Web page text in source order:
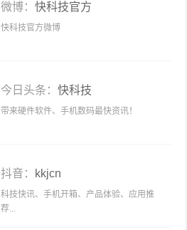
微博： 快科技官方
快科技官方微博
今日头条： 快科技
带来硬件软件、手机数码最快资讯！
抖音： kkjcn
科技快讯、手机开箱、产品体验、应用推
荐...